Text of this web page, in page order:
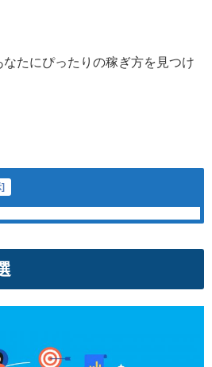
なたにぴったりの稼ぎ方を見つけ